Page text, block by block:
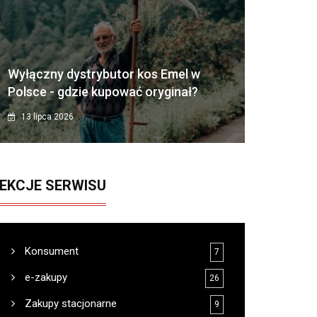
Wyłączny dystrybutor kos Emel w
Polsce - gdzie kupować oryginał?
13 lipca 2026
SERWISU
Konsument 7
e-zakupy 26
Zakupy stacjonarne 9